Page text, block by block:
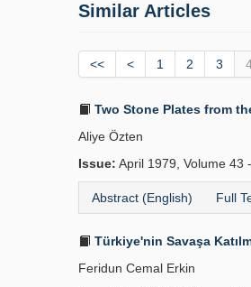
Similar Articles
<< < 1 2 3
Two Stone Plates from
Aliye Özten
Issue: April 1979, Volume 43
Abstract (English) Full
Türkiye'nin Savaşa
Feridun Cemal Erkin